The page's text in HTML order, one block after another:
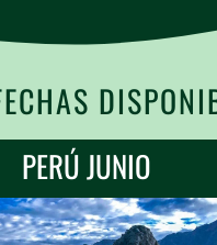
PERÚ JUNIO